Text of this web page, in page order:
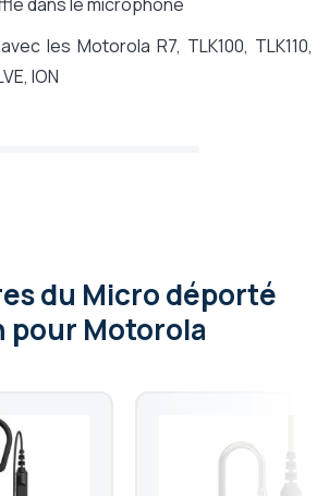
les Motorola R7, TLK100, TLK110,
ION
du Micro déporté
pour Motorola